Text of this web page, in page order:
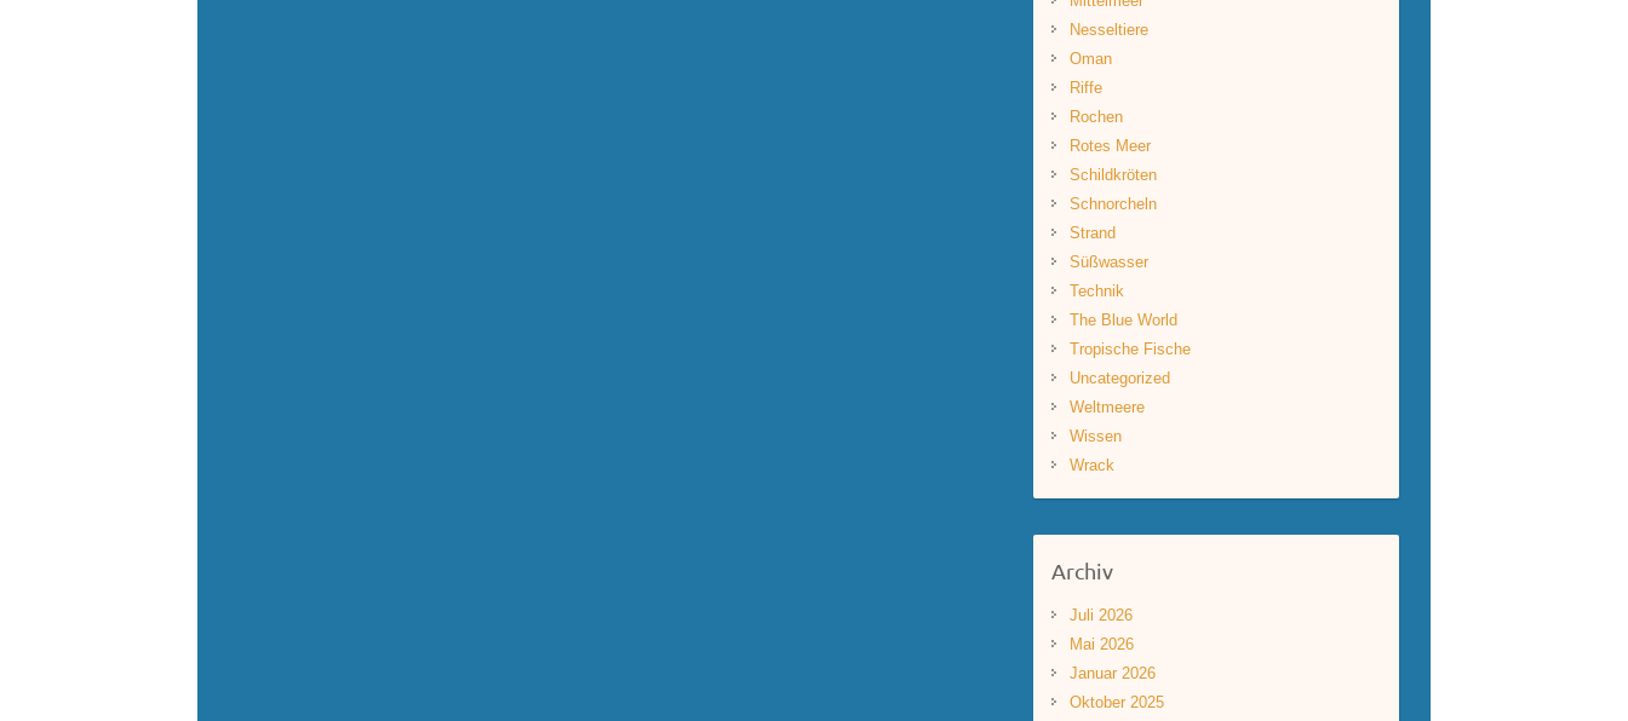
Nesseltiere
Oman
Riffe
Rochen
Rotes Meer
Schildkröten
Schnorcheln
Strand
Süßwasser
Technik
The Blue World
Tropische Fische
Uncategorized
Weltmeere
Wissen
Wrack
Archiv
Juli 2026
Mai 2026
Januar 2026
Oktober 2025